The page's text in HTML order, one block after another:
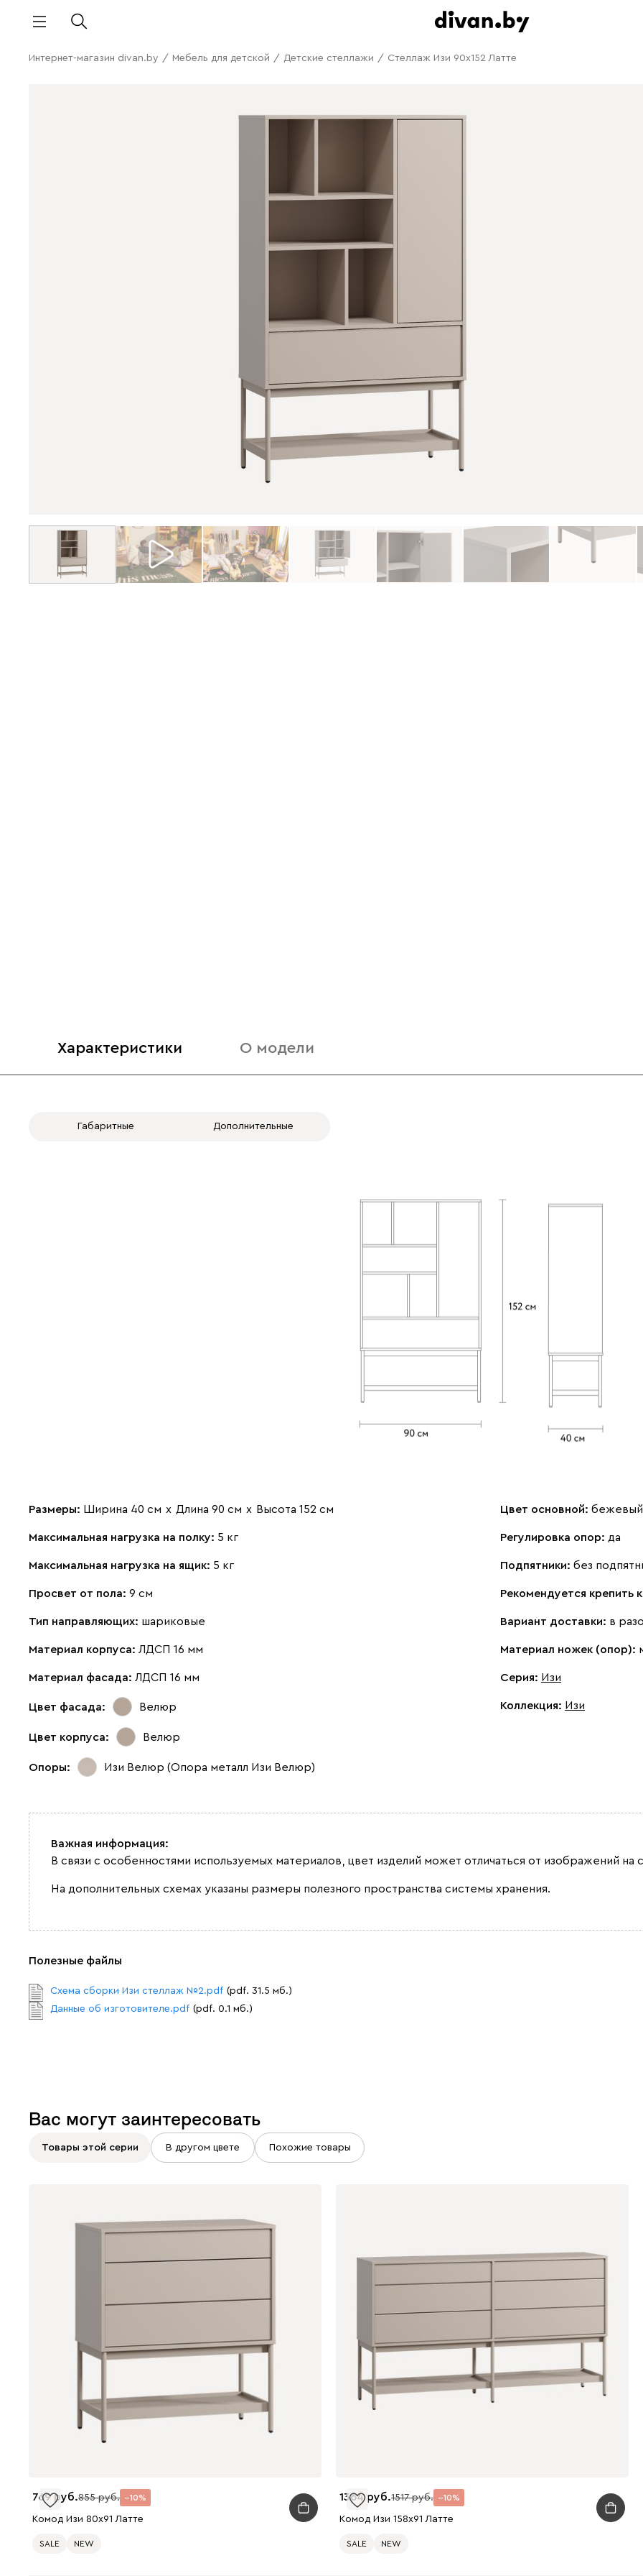
Интернет-магазин divan.by / Мебель для детской / Детские стеллажи / Стеллаж Изи 90x152 Латте
Характеристики О модели
Габаритные Дополнительные
Размеры: Ширина 40 см х Длина 90 см х Высота 152 см
Максимальная нагрузка на полку: 5 кг
Максимальная нагрузка на ящик: 5 кг
Просвет от пола: 9 см
Тип направляющих: шариковые
Материал корпуса: ЛДСП 16 мм
Материал фасада: ЛДСП 16 мм
Цвет фасада: Велюр
Цвет корпуса: Велюр
Опоры: Изи Велюр (Опора металл Изи Велюр)
Цвет основной: бежевый
Регулировка опор: да
Подпятники: без
Рекомендуется крепить
Вариант доставки: в
Материал ножек (опор):
Серия: Изи
Коллекция: Изи
Важная информация:
В связи с особенностями используемых материалов, цвет изделий может отличаться от изображений на
На дополнительных схемах указаны размеры полезного пространства системы хранения.
Полезные файлы
Схема сборки Изи стеллаж №2.pdf (pdf. 31.5 мб.)
Данные об изготовителе.pdf (pdf. 0.1 мб.)
Вас могут заинтересовать
Товары этой серии В другом цвете Похожие товары
769 855 10
Комод Изи 80x91 Латте
SALE NEW
1364 1517 10
Комод Изи 158x91 Латте
SALE NEW